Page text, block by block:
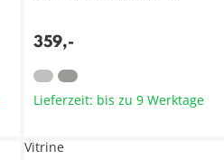
359,-
Lieferzeit: bis zu 9 Werktage
Vitrine